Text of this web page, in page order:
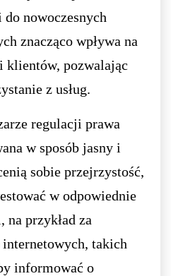
nowoczesnych
znacząco wpływa na
klientów, pozwalając
z usług.
regulacji prawa
w sposób jasny i
sobie przejrzystość,
w odpowiednie
przykład za
takich
informować o